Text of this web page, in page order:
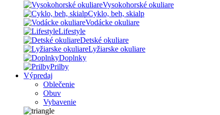
Vysokohorské okuliare
Cyklo, beh, skialp
Vodácke okuliare
Lifestyle
Detské okuliare
Lyžiarske okuliare
Doplnky
Prilby
Výpredaj
Oblečenie
Obuv
Vybavenie